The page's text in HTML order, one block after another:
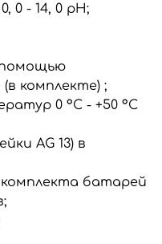
0 - 14, 0 рН;
помощью
комплекте) ;
0 °C - +50 °C
AG 13) в
батарей